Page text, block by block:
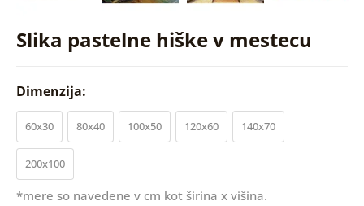
Slika pastelne hiške v mestecu
Dimenzija:
60x30 80x40 100x50 120x60 140x70
200x100
*mere so navedene v cm kot širina x višina.